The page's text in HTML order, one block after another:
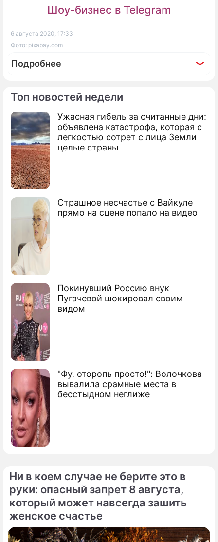
Топ новостей недели
Ужасная гибель за считанные дни:
объявлена катастрофа, которая с
легкостью сотрет с лица Земли
целые страны
Страшное несчастье с Вайкуле
прямо на сцене попало на видео
Покинувший Россию внук
Пугачевой шокировал своим
видом
"Фу, оторопь просто!": Волочкова
вывалила срамные места в
бесстыдном неглиже
Шоу-бизнес в Telegram
6 августа 2020, 17:33
Фото: pixabay.com
Подробнее
По теме
Ориентация по звездам: как выбрать
профессию с помощью гороскопа
Для каких знаков зодиака опасен
коронавирус
Василиса Володина предупредила
россиян о важных последствиях
грядущего лунного затмения
Ни в коем случае не берите это в
руки: опасный запрет 8 августа,
который может навсегда зашить
женское счастье